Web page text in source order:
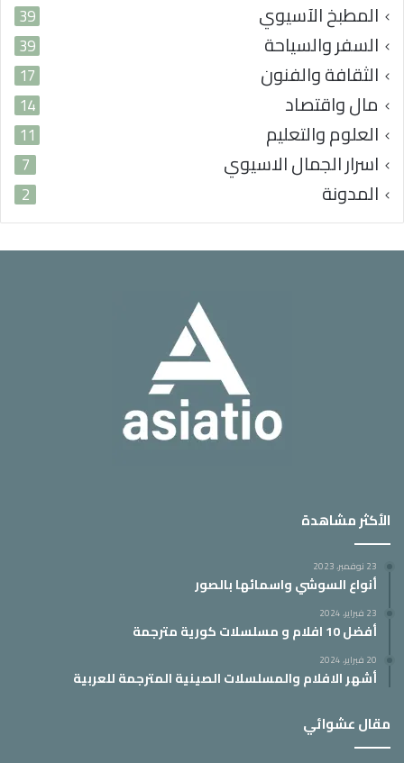
المطبخ الآسيوي 39
السفر والسياحة 39
الثقافة والفنون 17
مال واقتصاد 14
العلوم والتعليم 11
اسرار الجمال الاسيوي 7
المدونة 2
الأكثر مشاهدة
23 نوفمبر، 2023
أنواع السوشي واسمائها بالصور
23 فبراير، 2024
أفضل 10 افلام و مسلسلات كورية مترجمة
20 فبراير، 2024
أشهر الافلام والمسلسلات الصينية المترجمة للعربية
مقال عشوائي